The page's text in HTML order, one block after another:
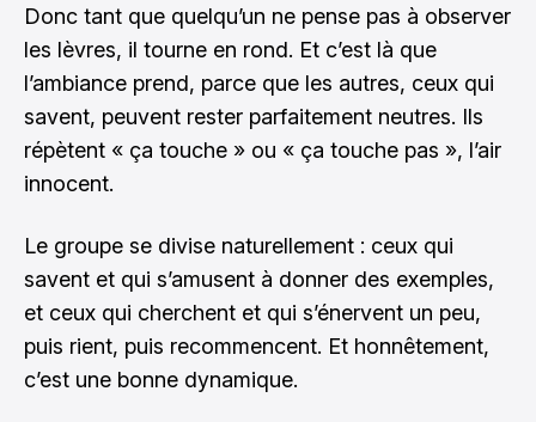
Donc tant que quelqu’un ne pense pas à observer
les lèvres, il tourne en rond. Et c’est là que
l’ambiance prend, parce que les autres, ceux qui
savent, peuvent rester parfaitement neutres. Ils
répètent « ça touche » ou « ça touche pas », l’air
innocent.
Le groupe se divise naturellement : ceux qui
savent et qui s’amusent à donner des exemples,
et ceux qui cherchent et qui s’énervent un peu,
puis rient, puis recommencent. Et honnêtement,
c’est une bonne dynamique.